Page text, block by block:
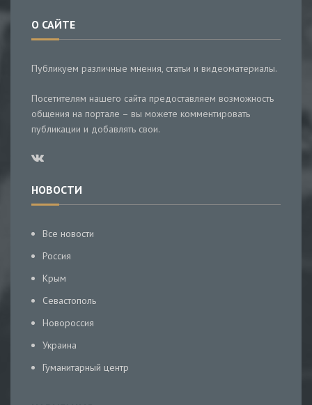
О САЙТЕ
Публикуем различные мнения, статьи и видеоматериалы.
Посетителям нашего сайта предоставляем возможность
общения на портале – вы можете комментировать
публикации и добавлять свои.
НОВОСТИ
Все новости
Россия
Крым
Севастополь
Новороссия
Украина
Гуманитарный центр